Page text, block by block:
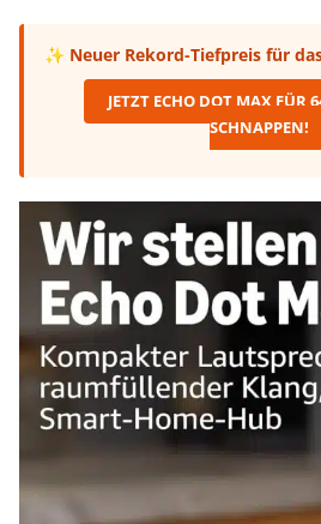
✨ Neuer Rekord-Tiefpreis für
JETZT ECHO DOT MAX FÜR
SCHNAPPEN!